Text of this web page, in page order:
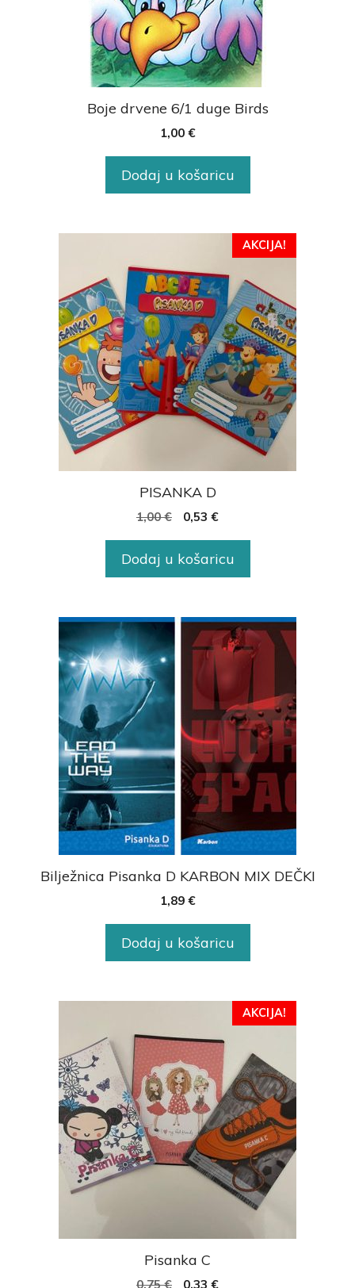
Boje drvene 6/1 duge Birds
1,00 €
Dodaj u košaricu
AKCIJA!
PISANKA D
1,00€ 0,53 €
Dodaj u košaricu
Bilježnica Pisanka D KARBON MIX DEČKI
1,89 €
Dodaj u košaricu
AKCIJA!
Pisanka C
0,75€ 0,33 €